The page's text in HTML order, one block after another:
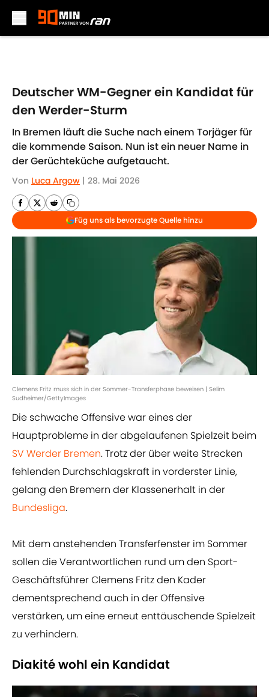
Deutscher WM-Gegner ein Kandidat für
den Werder-Sturm
In Bremen läuft die Suche nach einem Torjäger für
die kommende Saison. Nun ist ein neuer Name in
der Gerüchteküche aufgetaucht.
Von Luca Argow | 28. Mai 2026
Füg uns als bevorzugte Quelle hinzu
Clemens Fritz muss sich in der Sommer-Transferphase beweisen | Selim
Sudheimer/GettyImages
Die schwache Offensive war eines der
Hauptprobleme in der abgelaufenen Spielzeit beim
SV Werder Bremen. Trotz der über weite Strecken
fehlenden Durchschlagskraft in vorderster Linie,
gelang den Bremern der Klassenerhalt in der
Bundesliga.
Mit dem anstehenden Transferfenster im Sommer
sollen die Verantwortlichen rund um den Sport-
Geschäftsführer Clemens Fritz den Kader
dementsprechend auch in der Offensive
verstärken, um eine erneut enttäuschende Spielzeit
zu verhindern.
Diakité wohl ein Kandidat